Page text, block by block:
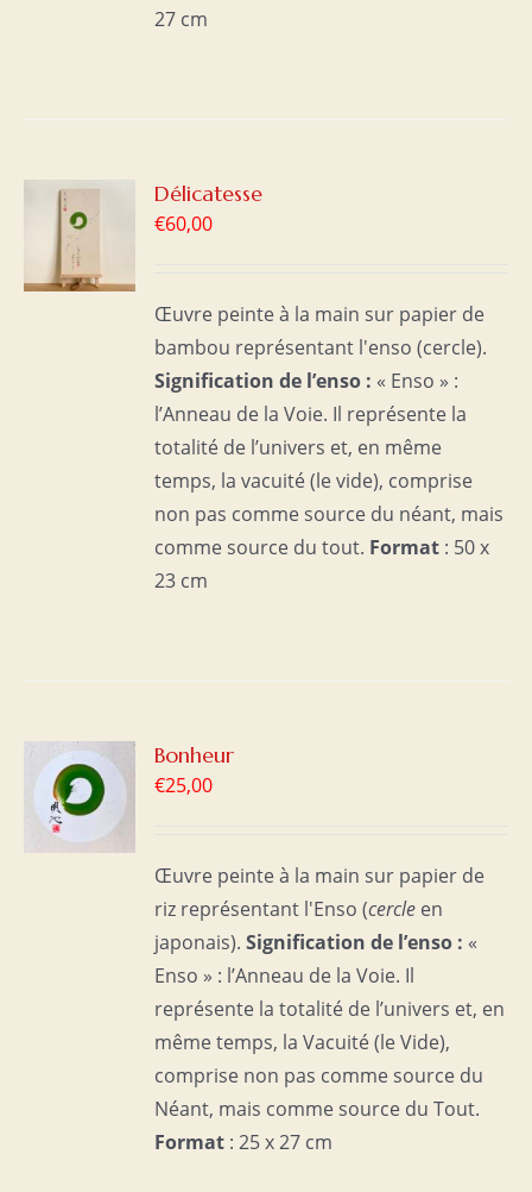
27 cm
Délicatesse
€60,00
Œuvre peinte à la main sur papier de
bambou représentant l'enso (cercle).
Signification de l’enso : « Enso » :
l’Anneau de la Voie. Il représente la
totalité de l’univers et, en même
temps, la vacuité (le vide), comprise
non pas comme source du néant, mais
comme source du tout. Format : 50 x
23 cm
Bonheur
€25,00
Œuvre peinte à la main sur papier de
riz représentant l'Enso (cercle en
japonais).Signification de l’enso : «
Enso » : l’Anneau de la Voie. Il
représente la totalité de l’univers et, en
même temps, la Vacuité (le Vide),
comprise non pas comme source du
Néant, mais comme source du Tout.
Format : 25 x 27 cm